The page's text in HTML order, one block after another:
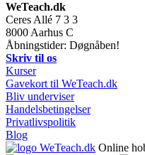
WeTeach.dk
Ceres Allé 7 3 3
8000 Aarhus C
Åbningstider: Døgnåben!
Skriv til os
Kurser
Gavekort til WeTeach.dk
Bliv underviser
Handelsbetingelser
Privatlivspolitik
Blog
Online